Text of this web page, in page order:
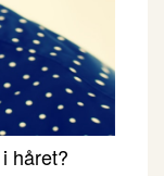
håret?